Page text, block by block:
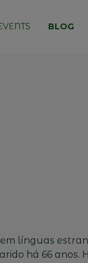
BLOG
línguas
há 66 anos.